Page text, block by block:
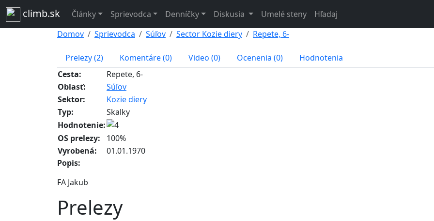
climb.sk Články Sprievodca Denníčky Diskusia Umelé steny Hľadaj
Domov
Sprievodca Súľov Sector Kozie diery Repete, 6-
Prelezy (2) Komentáre (0) Video (0) Ocenenia (0)
Hodnotenia
Cesta:
Repete, 6-
Oblasť:
Súľov
Sektor:
Kozie diery
Typ:
Skalky
Hodnotenie:
OS prelezy:
100%
Vyrobená:
01.01.1970
Popis:
FA Jakub
Prelezy